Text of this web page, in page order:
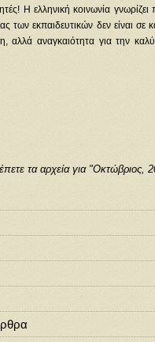
Η ελληνική κοινωνία γνωρίζει
των εκπαιδευτικών δεν είναι σε
αλλά αναγκαιότητα για την
τα αρχεία για "Οκτώβριος,